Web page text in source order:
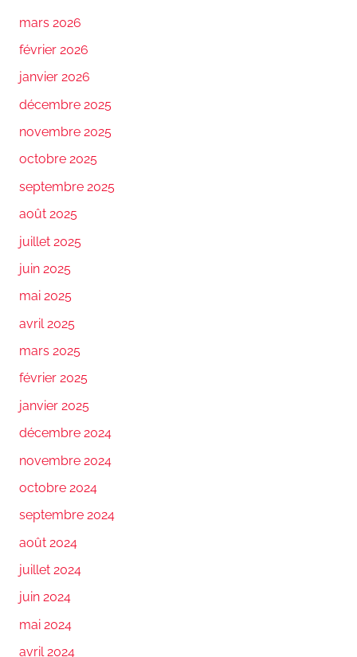
mars 2026
février 2026
janvier 2026
décembre 2025
novembre 2025
octobre 2025
septembre 2025
août 2025
juillet 2025
juin 2025
mai 2025
avril 2025
mars 2025
février 2025
janvier 2025
décembre 2024
novembre 2024
octobre 2024
septembre 2024
août 2024
juillet 2024
juin 2024
mai 2024
avril 2024